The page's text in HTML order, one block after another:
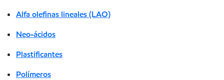
Alfa olefinas lineales (LAO)
Neo-ácidos
Plastificantes
Polímeros